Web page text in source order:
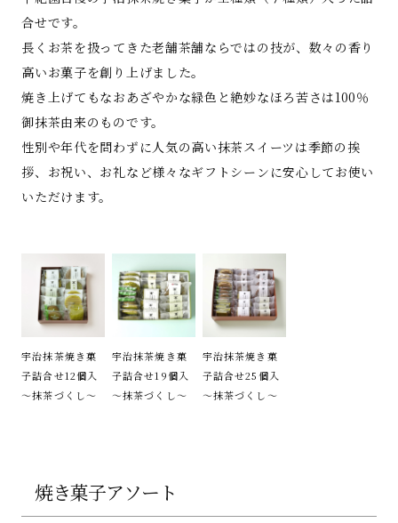
合せです。
長くお茶を扱ってきた老舗茶舗ならではの技が、数々の香り
高いお菓子を創り上げました。
焼き上げてもなおあざやかな緑色と絶妙なほろ苦さは100％
御抹茶由来のものです。
性別や年代を問わずに人気の高い抹茶スイーツは季節の挨
拶、お祝い、お礼など様々なギフトシーンに安心してお使い
いただけます。
宇治抹茶焼き菓
子詰合せ12個入
～抹茶づくし～
宇治抹茶焼き菓
子詰合せ19個入
～抹茶づくし～
宇治抹茶焼き菓
子詰合せ25個入
～抹茶づくし～
焼き菓子アソート